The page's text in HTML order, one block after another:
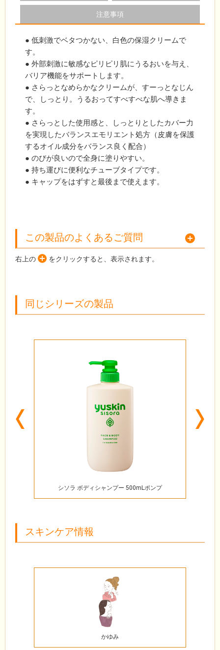
注意事項
● 低刺激でベタつかない、白色の保湿クリームで
す。
● 外部刺激に敏感なピリピリ肌にうるおいを与え、
バリア機能をサポートします。
● さらっとなめらかなクリームが、すーっとなじん
で、しっとり。うるおってすべすべな肌へ導きま
す。
● さらっとした使用感と、しっとりとしたカバー力
を実現したバランスエモリエント処方（皮膚を保護
するオイル成分をバランス良く配合）
● のびが良いので全身に塗りやすい。
● 持ち運びに便利なチューブタイプです。
● キャップをはずすと最後まで使えます。
この製品のよくあるご質問
右上の をクリックすると、表示されます。
同じシリーズの製品
シソラ ボディシャンプー 500mLポンプ
スキンケア情報
かゆみ